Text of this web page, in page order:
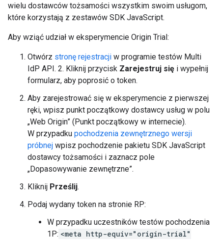
wielu dostawców tożsamości wszystkim swoim usługom,
które korzystają z zestawów SDK JavaScript.
Aby wziąć udział w eksperymencie Origin Trial:
Otwórz stronę rejestracji w programie testów Multi
IdP API. 2. Kliknij przycisk Zarejestruj się i wypełnij
formularz, aby poprosić o token.
Aby zarejestrować się w eksperymencie z pierwszej
ręki, wpisz punkt początkowy dostawcy usług w polu
„Web Origin” (Punkt początkowy w internecie).
W przypadku pochodzenia zewnętrznego wersji
próbnej wpisz pochodzenie pakietu SDK JavaScript
dostawcy tożsamości i zaznacz pole
„Dopasowywanie zewnętrzne”.
Kliknij Prześlij.
Podaj wydany token na stronie RP:
W przypadku uczestników testów pochodzenia
1P: <meta http-equiv="origin-trial"